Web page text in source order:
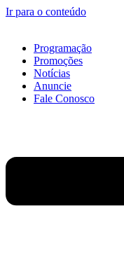
Ir para o conteúdo
Programação
Promoções
Notícias
Anuncie
Fale Conosco